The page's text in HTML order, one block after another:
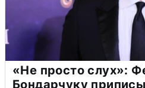
«Не просто слух»:
Бондарчуку